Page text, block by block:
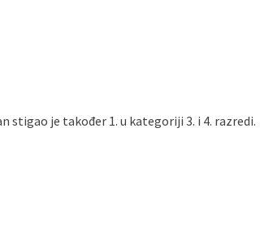
stigao je također 1. u kategoriji 3. i 4. razredi.